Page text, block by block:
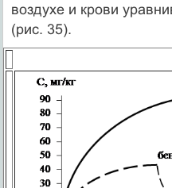
воздухе и крови
(рис. 35).